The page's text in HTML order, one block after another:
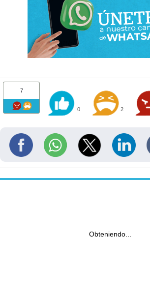
7
0 2
Obteniendo...